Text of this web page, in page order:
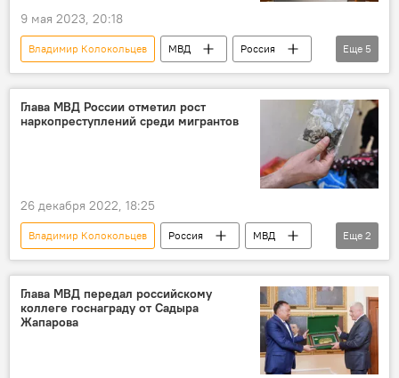
9 мая 2023, 20:18
Владимир Колокольцев МВД
Россия
Кыргызстан
Улан Ниязбеков
соглашение
В мире милиция
Еще 5
Глава МВД России отметил рост
наркопреступлений среди мигрантов
26 декабря 2022, 18:25
Владимир Колокольцев Россия
МВД
мигранты
наркотики
Еще 2
Глава МВД передал российскому
коллеге госнаграду от Садыра
Жапарова